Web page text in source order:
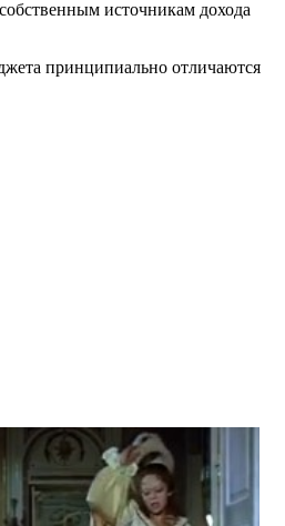
источникам дохода
принципиально отличаются